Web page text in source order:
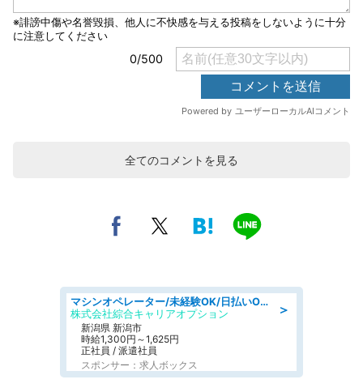
全てのコメントを見る
＞
マシンオペレーター/未経験OK/日払いOK/寮費無料/交替制/20・30・40代活躍中
株式会社綜合キャリアオプション
新潟県 新潟市
時給1,300円～1,625円
正社員 / 派遣社員
スポンサー：求人ボックス